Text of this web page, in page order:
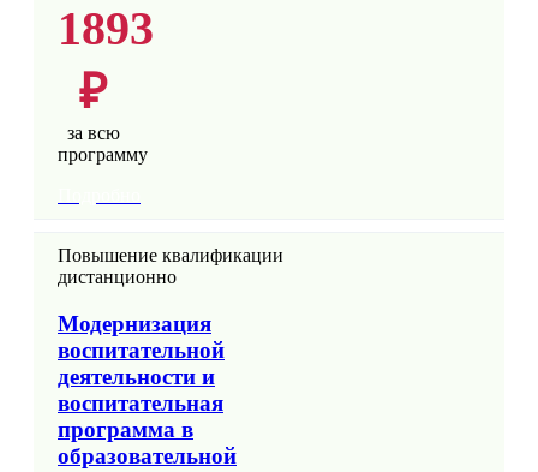
1893
₽
за всю
программу
Повышение квалификации
дистанционно
Модернизация
воспитательной
деятельности и
воспитательная
программа в
образовательной